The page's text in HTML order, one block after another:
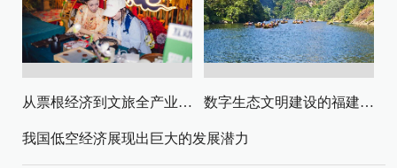
从票根经济到文旅全产业链升级 数字生态文明建设的福建路径与启示
我国低空经济展现出巨大的发展潜力